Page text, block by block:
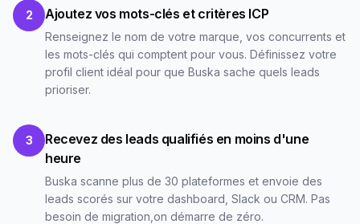
2 Ajoutez vos mots-clés et critères ICP
Renseignez le nom de votre marque, vos concurrents et
les mots-clés qui comptent pour vous. Définissez votre
profil client idéal pour que Buska sache quels leads
prioriser.
3
Recevez des leads qualifiés en moins d'une
heure
Buska scanne plus de 30 plateformes et envoie des
leads scorés sur votre dashboard, Slack ou CRM. Pas
besoin de migration,on démarre de zéro.